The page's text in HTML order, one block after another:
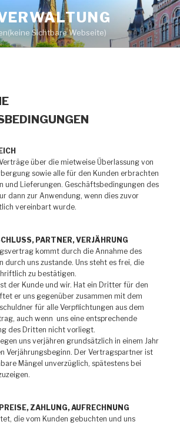
Sichtbare Webseite)
über die mietweise Überlassung von
sowie alle für den Kunden erbrachten
und Lieferungen. Geschäftsbedingungen des
dann zur Anwendung, wenn dies zuvor
vereinbart wurde.
PARTNER, VERJÄHRUNG
kommt durch die Annahme des
durch uns zustande. Uns steht es frei, die
zu bestätigen.
der Kunde und wir. Hat ein Dritter für den
er uns gegenüber zusammen mit dem
für alle Verpflichtungen aus dem
auch wenn uns eine entsprechende
des Dritten nicht vorliegt.
uns verjähren grundsätzlich in einem Jahr
Verjährungsbeginn. Der Vertragspartner ist
Mängel unverzüglich, spätestens bei
ZAHLUNG, AUFRECHNUNG
die vom Kunden gebuchten und uns